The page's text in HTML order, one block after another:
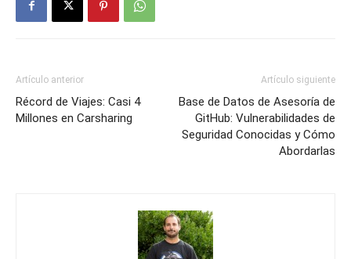
Artículo anterior
Récord de Viajes: Casi 4
Millones en Carsharing
Artículo siguiente
Base de Datos de Asesoría de
GitHub: Vulnerabilidades de
Seguridad Conocidas y Cómo
Abordarlas